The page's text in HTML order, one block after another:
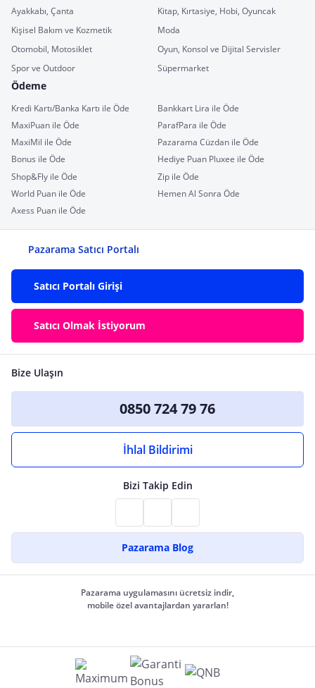
Ayakkabı, Çanta
Kitap, Kırtasiye, Hobi, Oyuncak
Kişisel Bakım ve Kozmetik
Moda
Otomobil, Motosiklet
Oyun, Konsol ve Dijital Servisler
Spor ve Outdoor
Süpermarket
Ödeme
Kredi Kartı/Banka Kartı ile Öde
Bankkart Lira ile Öde
MaxiPuan ile Öde
ParafPara ile Öde
MaxiMil ile Öde
Pazarama Cüzdan ile Öde
Bonus ile Öde
Hediye Puan Pluxee ile Öde
Shop&Fly ile Öde
Zip ile Öde
World Puan ile Öde
Hemen Al Sonra Öde
Axess Puan ile Öde
Pazarama Satıcı Portalı
Satıcı Portalı Girişi
Satıcı Olmak İstiyorum
Bize Ulaşın
0850 724 79 76
İhlal Bildirimi
Bizi Takip Edin
Pazarama Blog
Pazarama uygulamasını ücretsiz indir,
mobile özel avantajlardan yararlan!